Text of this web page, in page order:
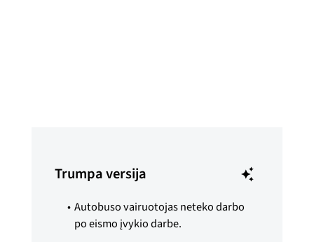
Trumpa versija
Autobuso vairuotojas neteko darbo
po eismo įvykio darbe.